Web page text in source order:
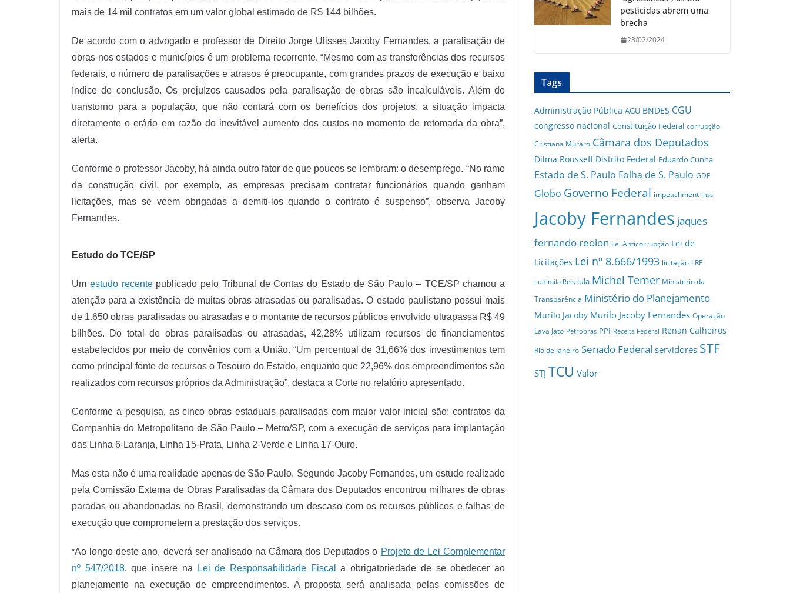
mais de 14 mil contratos em um valor global estimado de R$ 144 bilhões.
De acordo com o advogado e professor de Direito Jorge Ulisses Jacoby Fernandes, a paralisação de
obras nos estados e municípios é um problema recorrente. “Mesmo com as transferências dos recursos
federais, o número de paralisações e atrasos é preocupante, com grandes prazos de execução e baixo
índice de conclusão. Os prejuízos causados pela paralisação de obras são incalculáveis. Além do
transtorno para a população, que não contará com os benefícios dos projetos, a situação impacta
diretamente o erário em razão do inevitável aumento dos custos no momento de retomada da obra”,
alerta.
Conforme o professor Jacoby, há ainda outro fator de que poucos se lembram: o desemprego. “No ramo
da construção civil, por exemplo, as empresas precisam contratar funcionários quando ganham
licitações, mas se veem obrigadas a demiti-los quando o contrato é suspenso”, observa Jacoby
Fernandes.
Estudo do TCE/SP
Um estudo recentepublicado pelo Tribunal de Contas do Estado de São Paulo – TCE/SP chamou a
atenção para a existência de muitas obras atrasadas ou paralisadas. O estado paulistano possui mais
de 1.650 obras paralisadas ou atrasadas e o montante de recursos públicos envolvido ultrapassa R$ 49
bilhões. Do total de obras paralisadas ou atrasadas, 42,28% utilizam recursos de financiamentos
estabelecidos por meio de convênios com a União. “Um percentual de 31,66% dos investimentos tem
como principal fonte de recursos o Tesouro do Estado, enquanto que 22,96% dos empreendimentos são
realizados com recursos próprios da Administração”, destaca a Corte no relatório apresentado.
Conforme a pesquisa, as cinco obras estaduais paralisadas com maior valor inicial são: contratos da
Companhia do Metropolitano de São Paulo – Metro/SP, com a execução de serviços para implantação
das Linha 6-Laranja, Linha 15-Prata, Linha 2-Verde e Linha 17-Ouro.
Mas esta não é uma realidade apenas de São Paulo. Segundo Jacoby Fernandes, um estudo realizado
pela Comissão Externa de Obras Paralisadas da Câmara dos Deputados encontrou milhares de obras
paradas ou abandonadas no Brasil, demonstrando um descaso com os recursos públicos e falhas de
execução que comprometem a prestação dos serviços.
“Ao longo deste ano, deverá ser analisado na Câmara dos Deputados o Projeto de Lei Complementar
nº 547/2018, que insere na Lei de Responsabilidade Fiscal
a obrigatoriedade de se obedecer ao
planejamento na execução de empreendimentos. A proposta será analisada pelas comissões de
pesticidas abrem uma
brecha
28/02/2024
Tags
Administração Pública AGU BNDES CGU
congresso nacional Constituição Federal corrupção
Cristiana Muraro Câmara dos Deputados
Dilma Rousseff Distrito Federal Eduardo Cunha
Estado de S. Paulo Folha de S. Paulo GDF
Globo Governo Federal impeachment inss
Jacoby Fernandes jaques
fernando reolon Lei Anticorrupção Lei de
Licitações Lei nº 8.666/1993 licitação LRF
Ludimila Reis lula Michel Temer Ministério da
Transparência Ministério do Planejamento
Murilo Jacoby Murilo Jacoby Fernandes Operação
Lava Jato Petrobras PPI Receita Federal Renan Calheiros
Rio de Janeiro Senado Federal servidores STF
STJ TCU Valor